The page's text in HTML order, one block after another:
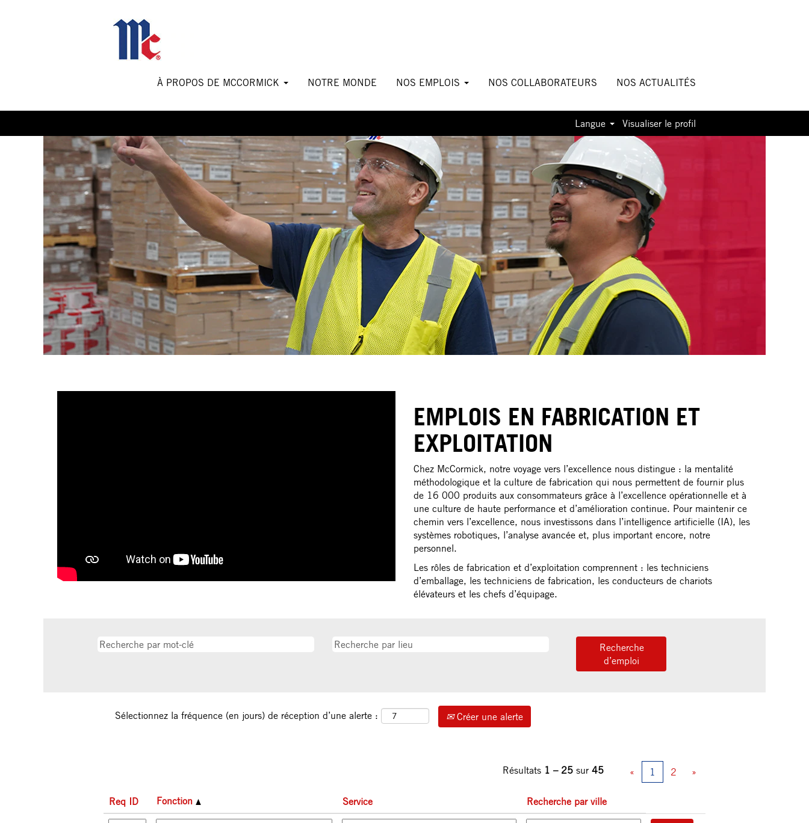
À PROPOS DE MCCORMICK NOTRE MONDE NOS EMPLOIS NOS COLLABORATEURS NOS ACTUALITÉS
Langue Visualiser le profil
EMPLOIS EN FABRICATION ET
EXPLOITATION
Chez McCormick, notre voyage vers l’excellence nous distingue : la mentalité
méthodologique et la culture de fabrication qui nous permettent de fournir plus
de 16 000 produits aux consommateurs grâce à l’excellence opérationnelle et à
une culture de haute performance et d’amélioration continue. Pour maintenir ce
chemin vers l’excellence, nous investissons dans l’intelligence artificielle (IA), les
systèmes robotiques, l’analyse avancée et, plus important encore, notre
personnel.
Les rôles de fabrication et d’exploitation comprennent : les techniciens
d’emballage, les techniciens de fabrication, les conducteurs de chariots
élévateurs et les chefs d’équipage.
Sélectionnez la fréquence (en jours) de réception d’une alerte : Créer une alerte
Résultats 1 – 25 sur 45 « 1 2 »
Req ID Fonction Service Recherche par ville